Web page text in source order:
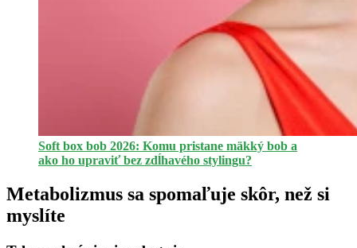
Soft box bob 2026: Komu pristane mäkký bob a
ako ho upraviť bez zdĺhavého stylingu?
Metabolizmus sa spomaľuje skôr, než si
myslíte